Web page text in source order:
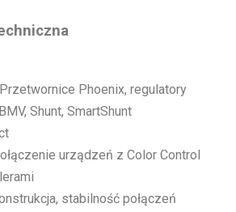
Phoenix, regulatory
Shunt, SmartShunt
urządzeń z Color Control
stabilność połączeń